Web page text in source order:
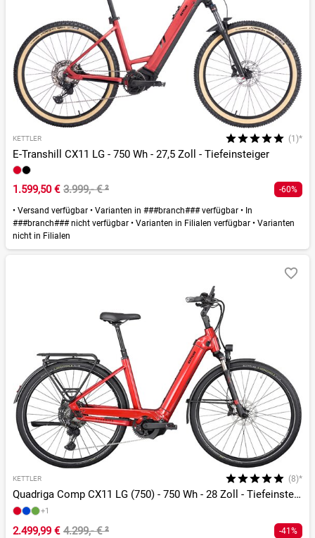
KETTLER (1)*
E-Transhill CX11 LG - 750 Wh - 27,5 Zoll - Tiefeinsteiger
1.599,50 € 3.999,- €² -60%
• Versand verfügbar • Varianten in ###branch### verfügbar • In
###branch### nicht verfügbar • Varianten in Filialen verfügbar • Varianten
nicht in Filialen
KETTLER (8)*
Quadriga Comp CX11 LG (750) - 750 Wh - 28 Zoll - Tiefeinsteiger
+1
2.499,99 € 4.299,- €² -41%